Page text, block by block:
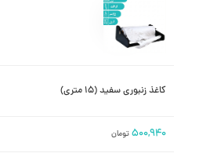
/ عکس
محصول
کاغذ زنبوری سفید (۱۵ متری)
۵۰۰,۹۴۰تومان